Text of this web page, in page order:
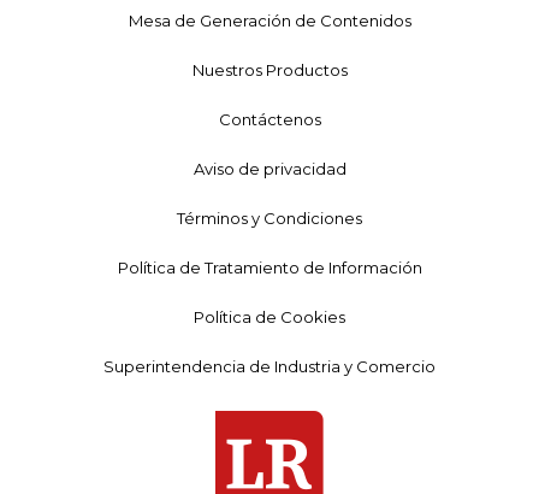
Mesa de Generación de Contenidos
Nuestros Productos
Contáctenos
Aviso de privacidad
Términos y Condiciones
Política de Tratamiento de Información
Política de Cookies
Superintendencia de Industria y Comercio